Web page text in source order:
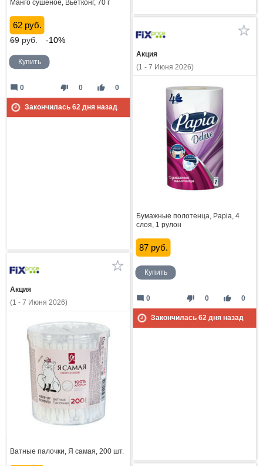
Манго сушёное, Вьетконг, 70 г
62 руб.
69руб. -10%
Купить
thumb_down 0 thumb_up 0
mode_comment 0
Закончилась 62дня назад
Акция
(1 - 7 Июня 2026)
Бумажные полотенца, Papia, 4
слоя, 1 рулон
87 руб.
Купить
thumb_down 0 thumb_up 0
mode_comment 0
Закончилась 62дня назад
Акция
(1 - 7 Июня 2026)
Ватные палочки, Я самая, 200 шт.